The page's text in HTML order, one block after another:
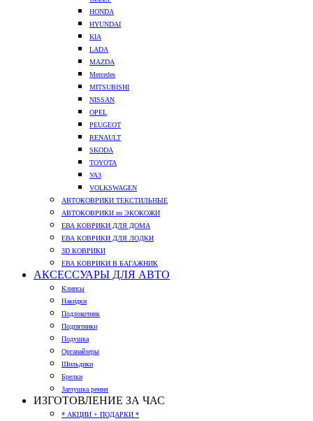
HONDA
HYUNDAI
KIA
LADA
MAZDA
Mercedes
MITSUBISHI
NISSAN
OPEL
PEUGEOT
RENAULT
SKODA
TOYOTA
УАЗ
VOLKSWAGEN
АВТОКОВРИКИ ТЕКСТИЛЬНЫЕ
АВТОКОВРИКИ из ЭКОКОЖИ
ЕВА КОВРИКИ ДЛЯ ДОМА
ЕВА КОВРИКИ ДЛЯ ЛОДКИ
3D КОВРИКИ
ЕВА КОВРИКИ В БАГАЖНИК
АКСЕССУАРЫ ДЛЯ АВТО
Клипсы
Накидки
Подлокотник
Подпятники
Подушка
Органайзеры
Шильдики
Брелки
Заглушка ремня
ИЗГОТОВЛЕНИЕ ЗА ЧАС
* АКЦИИ + ПОДАРКИ *